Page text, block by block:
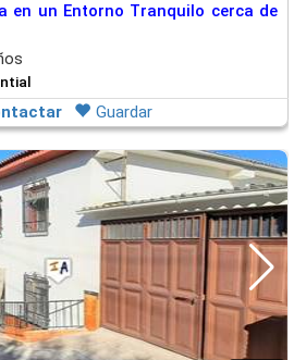
en un Entorno Tranquilo cerca de
Guardar